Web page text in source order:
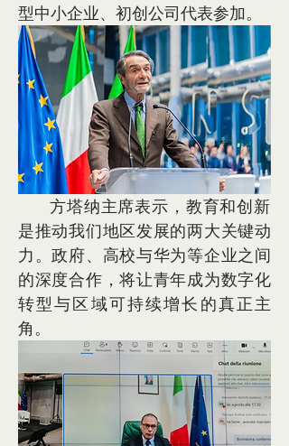
型中小企业、初创公司代表参加。
      方塔纳主席表示，教育和创新
是推动我们地区发展的两大关键动
力。政府、高校与华为等企业之间
的深度合作，将让青年成为数字化
转型与区域可持续增长的真正主
角。